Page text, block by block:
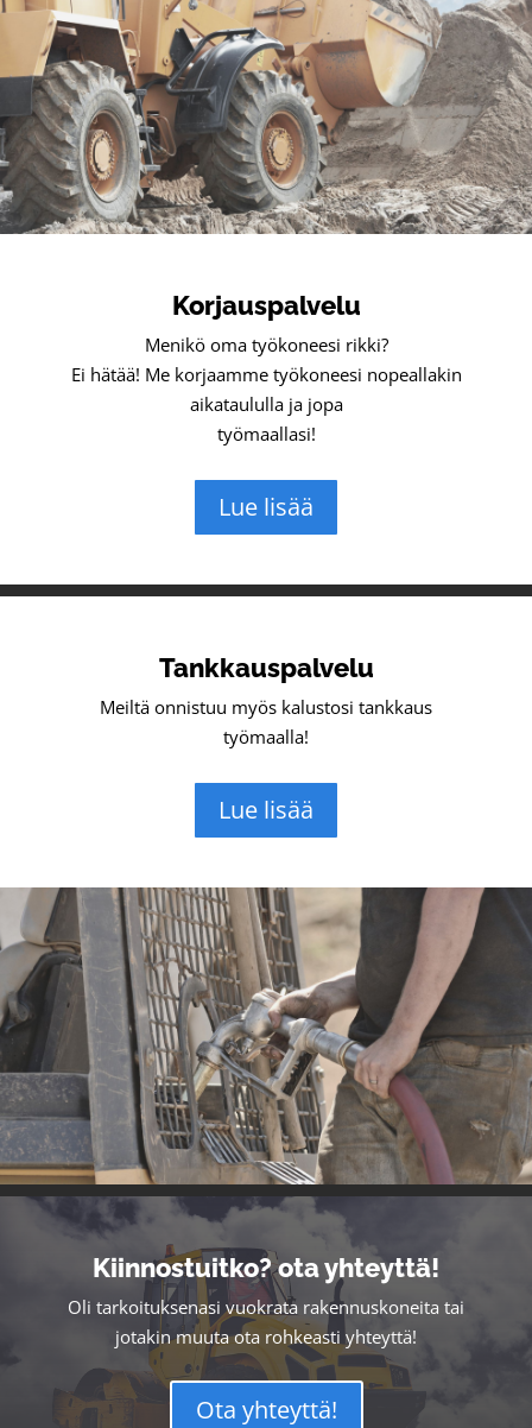
Korjauspalvelu
Menikö oma työkoneesi rikki?
Ei hätää! Me korjaamme työkoneesi nopeallakin
aikataululla ja jopa
työmaallasi!
Lue lisää
Tankkauspalvelu
Meiltä onnistuu myös kalustosi tankkaus
työmaalla!
Lue lisää
Kiinnostuitko? ota yhteyttä!
Oli tarkoituksenasi vuokrata rakennuskoneita tai
jotakin muuta ota rohkeasti yhteyttä!
Ota yhteyttä!